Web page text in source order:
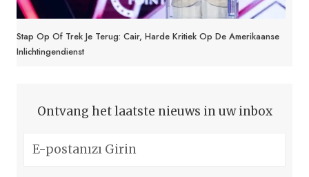
Stap Op Of Trek Je Terug: Cair, Harde Kritiek Op De Amerikaanse
Inlichtingendienst
Ontvang het laatste nieuws in uw inbox